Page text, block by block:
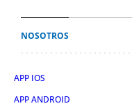
NOSOTROS
APP IOS
APP ANDROID